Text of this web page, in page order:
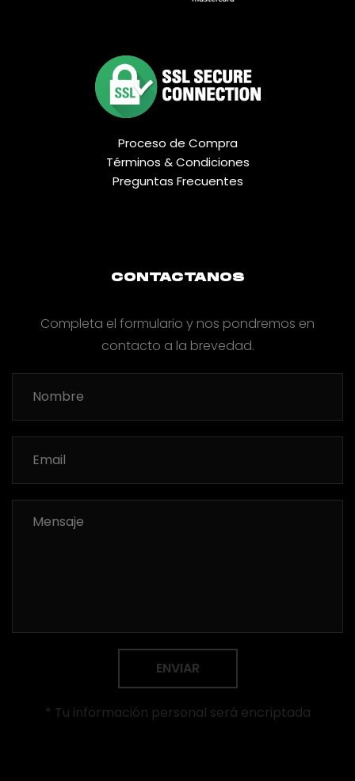
Proceso de Compra
Términos & Condiciones
Preguntas Frecuentes
CONTACTANOS
Completa el formulario y nos pondremos en
contacto a la brevedad.
ENVIAR
* Tu información personal será encriptada